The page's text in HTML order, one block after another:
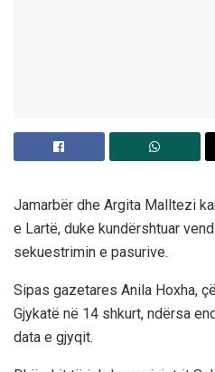
Jamarbër dhe Argita Malltezi
e Lartë, duke kundërshtuar
sekuestrimin e pasurive.
Sipas gazetares Anila Hoxha,
Gjykatë në 14 shkurt, ndërsa
data e gjyqit.